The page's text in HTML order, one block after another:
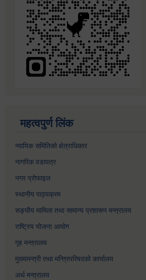
महत्वपुर्ण लिंक
न्यायिक समितिको क्षेत्राधिकार
नागरिक वडापत्र
नगर प्रोफाइल
स्थानीय पाठ्यक्रम
सङ्घीय मामिला तथा सामान्य प्रशासन मन्त्रालय
राष्ट्रिय योजना आयोग
गृह मन्त्रालय
मुख्यमन्त्री तथा मन्त्रिपरिषदको कार्यालय
अर्थ मन्त्रालय